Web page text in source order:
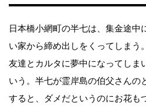
日本橋小網町の半七は、集金途中
い家から締め出しをくってしまう
友達とカルタに夢中になってしま
いう。半七が霊岸島の伯父さんの
すると、ダメだというのにお花も